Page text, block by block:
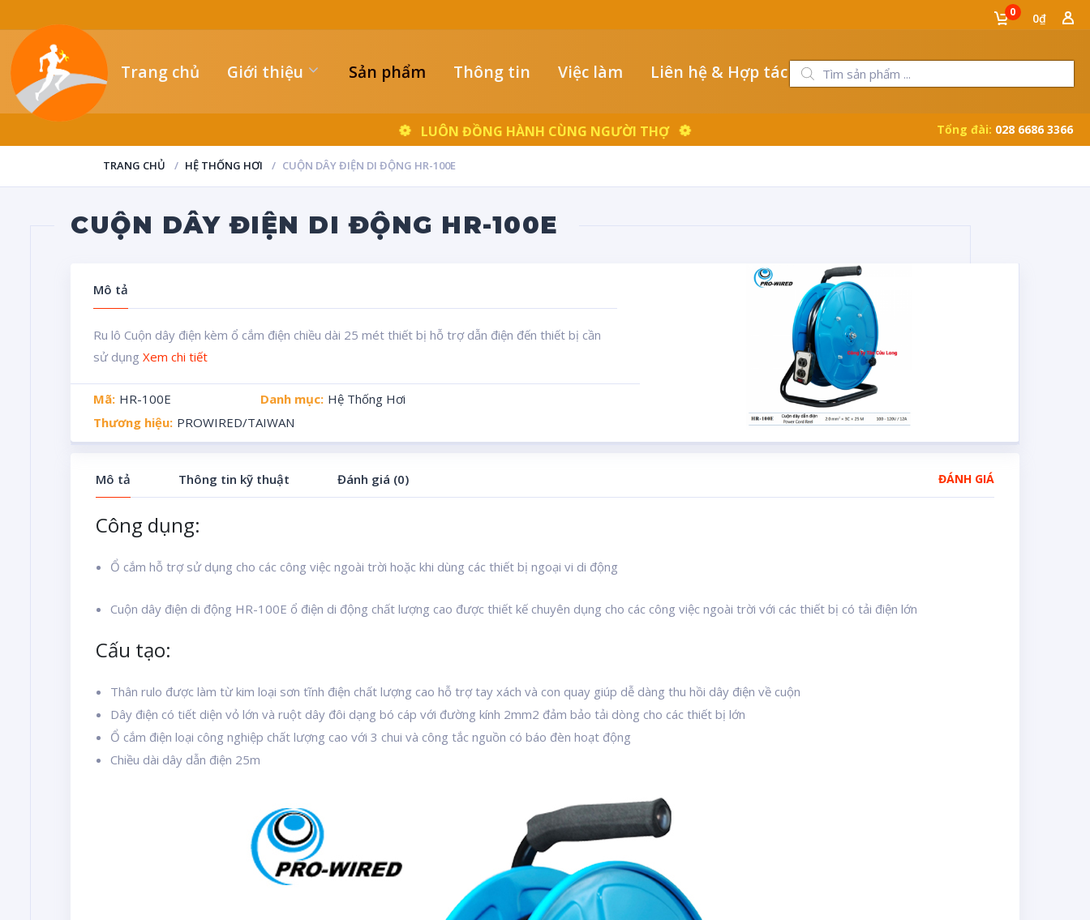
0 0₫
Trang chủ Giới thiệu Sản phẩm Thông tin Việc làm Liên hệ & Hợp tác
LUÔN ĐỒNG HÀNH CÙNG NGƯỜI THỢ Tổng đài: 028 6686 3366
TRANG CHỦ HỆ THỐNG HƠI CUỘN DÂY ĐIỆN DI ĐỘNG HR-100E
CUỘN DÂY ĐIỆN DI ĐỘNG HR-100E
Mô tả
Ru lô Cuộn dây điện kèm ổ cắm điện chiều dài 25 mét thiết bị hỗ trợ dẫn điện đến thiết bị cần
sử dụngXem chi tiết
Mã: HR-100E Danh mục: Hệ Thống Hơi
Thương hiệu: PROWIRED/TAIWAN
Mô tả Thông tin kỹ thuật Đánh giá (0) ĐÁNH GIÁ
Công dụng:
Ổ cắm hỗ trợ sử dụng cho các công việc ngoài trời hoặc khi dùng các thiết bị ngoại vi di động
Cuộn dây điện di động HR-100E ổ điện di động chất lượng cao được thiết kế chuyên dụng cho các công việc ngoài trời với các thiết bị có tải điện lớn
Cấu tạo:
Thân rulo được làm từ kim loại sơn tĩnh điện chất lượng cao hỗ trợ tay xách và con quay giúp dễ dàng thu hồi dây điện về cuộn
Dây điện có tiết diện vỏ lớn và ruột dây đôi dạng bó cáp với đường kính 2mm2 đảm bảo tải dòng cho các thiết bị lớn
Ổ cắm điện loại công nghiệp chất lượng cao với 3 chui và công tắc nguồn có báo đèn hoạt động
Chiều dài dây dẫn điện 25m